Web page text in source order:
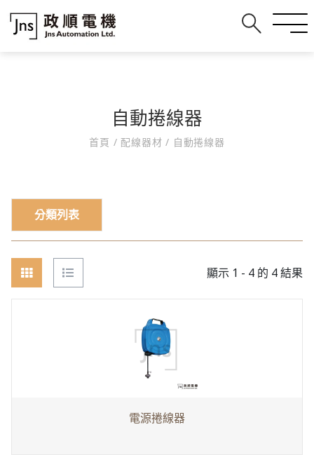
自動捲線器
首頁 / 配線器材/ 自動捲線器
分類列表
顯示 1 - 4 的 4 結果
電源捲線器